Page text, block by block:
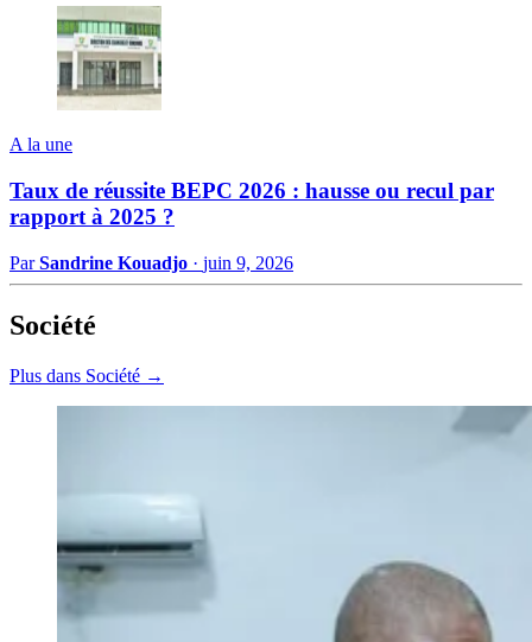
A la une
Taux de réussite BEPC 2026 : hausse ou recul par
rapport à 2025 ?
ParSandrine Kouadjo · juin 9, 2026
Société
Plus dans Société →